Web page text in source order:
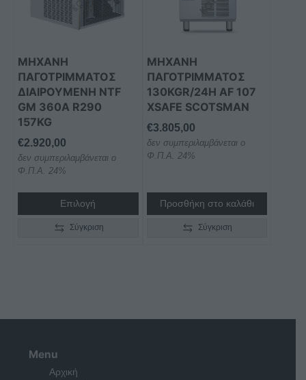
ΜΗΧΑΝΉ
ΠΑΓΟΤΡΊΜΜΑΤΟΣ
ΔΙΑΙΡΟΎΜΕΝΗ NTF
GM 360A R290
157KG
€2.920,00
δεν συμπεριλαμβάνεται ο
Φ.Π.Α. 24%
Επιλογή
Σύγκριση
ΜΗΧΑΝΗ
ΠΑΓΟΤΡΙΜΜΑΤΟΣ
130KGR/24H AF 107
XSAFE SCOTSMAN
€3.805,00
δεν συμπεριλαμβάνεται ο
Φ.Π.Α. 24%
Προσθήκη στο καλάθι
Σύγκριση
Menu
Αρχική